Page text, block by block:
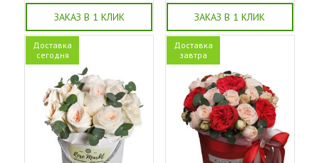
ЗАКАЗ В 1 КЛИК ЗАКАЗ В 1 КЛИК
Доставка
сегодня
Доставка
завтра